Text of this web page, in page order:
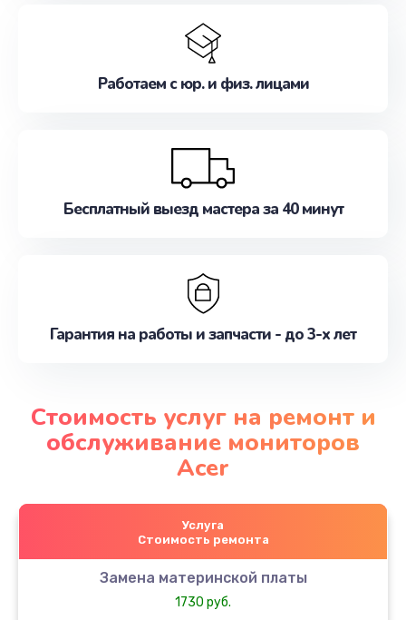
Работаем с юр. и физ. лицами
Бесплатный выезд мастера за 40 минут
Гарантия на работы и запчасти - до 3-х лет
Стоимость услуг на ремонт и
обслуживание мониторов
Acer
Услуга
Стоимость ремонта
Замена материнской платы
1730 руб.